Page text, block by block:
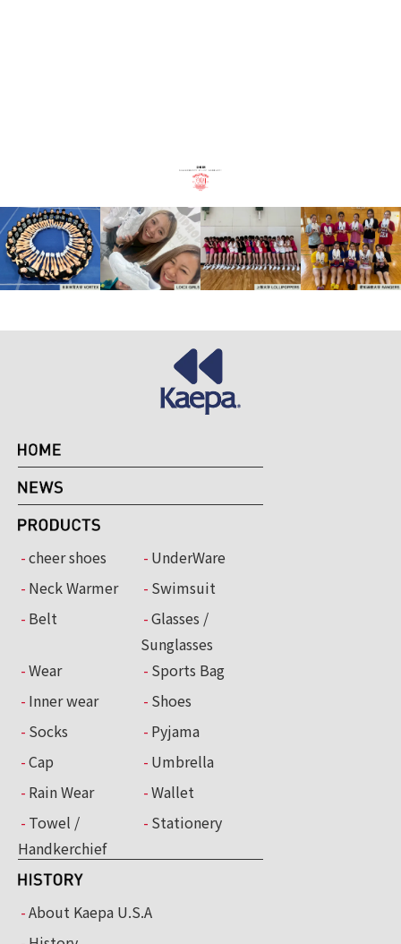
cheer shoes
UnderWare
Neck Warmer
Swimsuit
Belt
Glasses /
Sunglasses
Wear
Sports Bag
Inner wear
Shoes
Socks
Pyjama
Cap
Umbrella
Rain Wear
Wallet
Towel /
Handkerchief
Stationery
About Kaepa U.S.A